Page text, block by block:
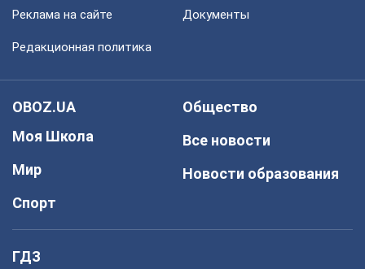
Реклама на сайте Документы
Редакционная политика
OBOZ.UA
Моя Школа
Мир
Спорт
Общество
Все новости
Новости образования
ГДЗ